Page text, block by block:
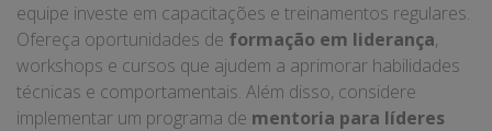
equipe investe em capacitações e treinamentos regulares.
Ofereça oportunidades de formação em liderança,
workshops e cursos que ajudem a aprimorar habilidades
técnicas e comportamentais. Além disso, considere
implementar um programa de mentoria para líderes